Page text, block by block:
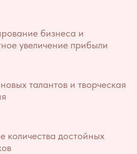
бизнеса и
увеличение прибыли
талантов и творческая
количества достойных